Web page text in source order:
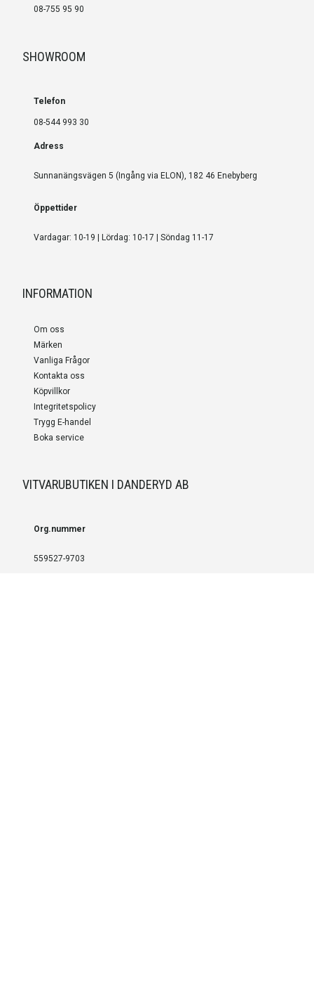
08-755 95 90
SHOWROOM
Telefon
08-544 993 30
Adress
Sunnanängsvägen 5 (Ingång via ELON), 182 46 Enebyberg
Öppettider
Vardagar: 10-19 | Lördag: 10-17 | Söndag 11-17
INFORMATION
Om oss
Märken
Vanliga Frågor
Kontakta oss
Köpvillkor
Integritetspolicy
Trygg E-handel
Boka service
VITVARUBUTIKEN I DANDERYD AB
Org.nummer
559527-9703